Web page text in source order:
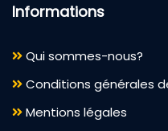
Informations
Qui sommes-nous?
Conditions générales
Mentions légales